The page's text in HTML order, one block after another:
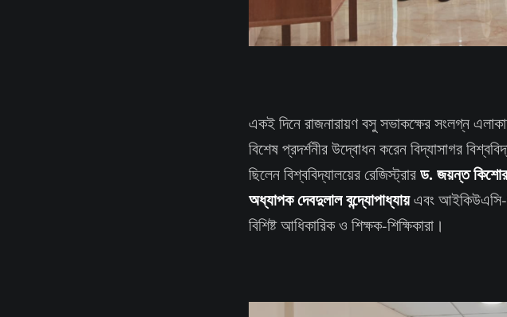
একই দিনে রাজনারায়ণ বসু সভাকক্ষের সংলগ্ন
বিশেষ প্রদর্শনীর উদ্বোধন করেন বিদ্যাসাগর
ছিলেন বিশ্ববিদ্যালয়ের রেজিস্ট্রারড. জয়ন্ত কিশোর
অধ্যাপক দেবদুলাল বন্দ্যোপাধ্যায়এবং আইকিউএসি-
বিশিষ্ট আধিকারিক ও শিক্ষক-শিক্ষিকারা।